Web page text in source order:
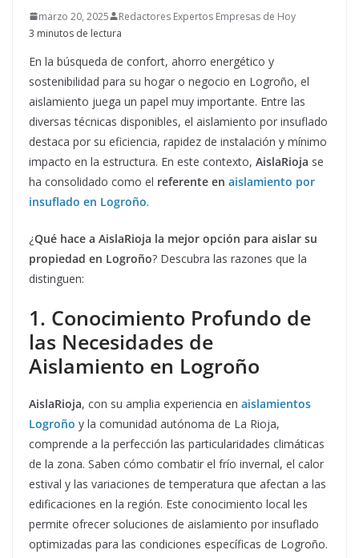
marzo 20, 2025
Redactores Expertos Empresas de Hoy
3 minutos de lectura
En la búsqueda de confort, ahorro energético y
sostenibilidad para su hogar o negocio en Logroño, el
aislamiento juega un papel muy importante. Entre las
diversas técnicas disponibles, el aislamiento por insuflado
destaca por su eficiencia, rapidez de instalación y mínimo
impacto en la estructura. En este contexto, AislaRioja se
ha consolidado como el referente en aislamiento por
insuflado en Logroño.
¿Qué hace a AislaRioja la mejor opción para aislar su
propiedad en Logroño? Descubra las razones que la
distinguen:
1. Conocimiento Profundo de
las Necesidades de
Aislamiento en Logroño
AislaRioja, con su amplia experiencia en aislamientos
Logroño y la comunidad autónoma de La Rioja,
comprende a la perfección las particularidades climáticas
de la zona. Saben cómo combatir el frío invernal, el calor
estival y las variaciones de temperatura que afectan a las
edificaciones en la región. Este conocimiento local les
permite ofrecer soluciones de aislamiento por insuflado
optimizadas para las condiciones específicas de Logroño.